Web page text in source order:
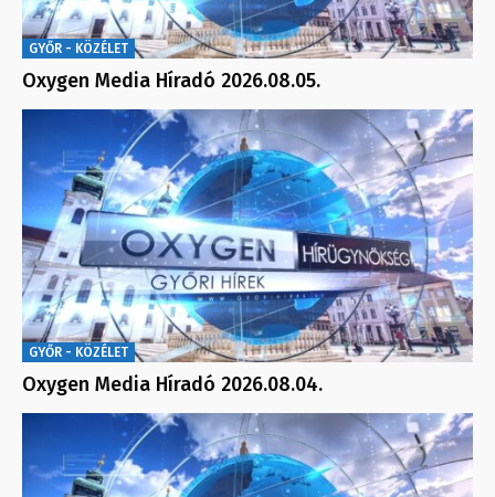
GYŐR - KÖZÉLET
Oxygen Media Híradó 2026.08.05.
GYŐR - KÖZÉLET
Oxygen Media Híradó 2026.08.04.